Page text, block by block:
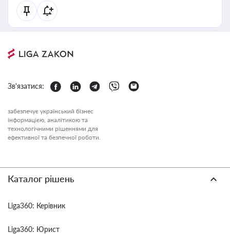
Зв'язатися:
забезпечує український бізнес
інформацією, аналітикою та
технологічними рішеннями для
ефективної та безпечної роботи.
Каталог рішень
Liga360: Керівник
Liga360: Юрист